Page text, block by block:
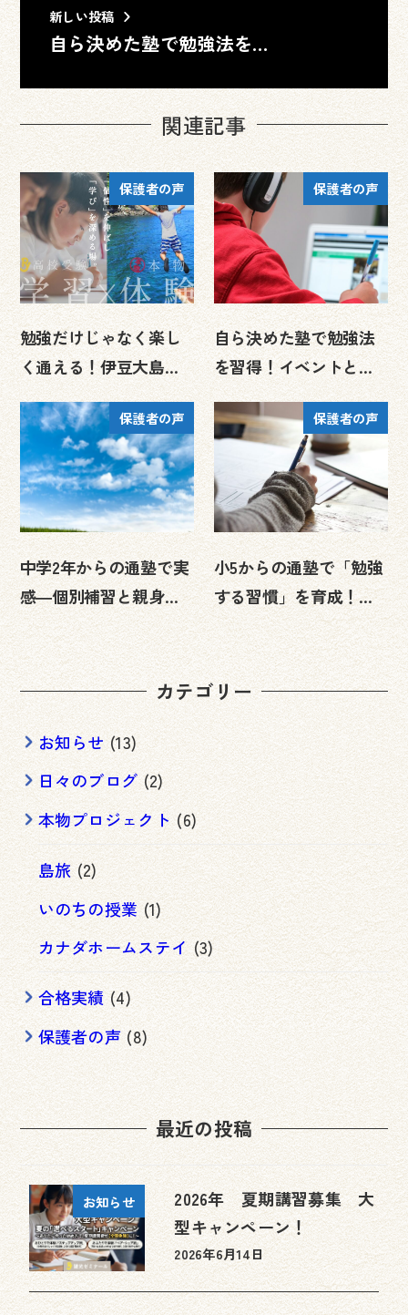
新しい投稿
自ら決めた塾で勉強法を習得！イベントと信頼関係で中3の受験前…
関連記事
保護者の声
勉強だけじゃなく楽し
く通える！伊豆大島イ
ベント＆送迎サービス
で魅力の陵光ゼミナ
ー…
保護者の声
自ら決めた塾で勉強法
を習得！イベントと信
頼関係で中3の受験前に
成績向上、希望校合…
保護者の声
中学2年からの通塾で実
感―個別補習と親身な
指導が成績向上をサポ
ート
保護者の声
小5からの通塾で「勉強
する習慣」を育成！イ
ベントで信頼関係を築
き、受験前に成績急…
カテゴリー
お知らせ(13)
日々のブログ(2)
本物プロジェクト(6)
島旅(2)
いのちの授業(1)
カナダホームステイ(3)
合格実績(4)
保護者の声(8)
最近の投稿
お知らせ
2026年 夏期講習募集 大
型キャンペーン！
投稿日
2026年6月14日